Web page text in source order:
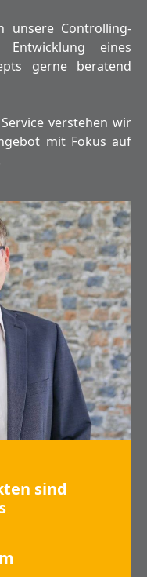
unsere Controlling-
eines
gerne beratend
verstehen wir
mit Fokus auf
sind